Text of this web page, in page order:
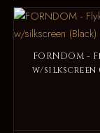
FORNDOM -
w/silkscreen